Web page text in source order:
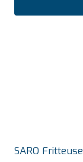
SARO